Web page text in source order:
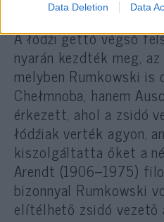
Data Deletion Data
A łódźi gettó végső
nyarán kezdték meg,
melyben Rumkowski
Chełmnoba, hanem
érkezett, ahol a zsidó
łódźiak verték agyon,
kiszolgáltatta őket a
Arendt (1906–1975)
bizonnyal Rumkowski
elítélhető zsidó vezető